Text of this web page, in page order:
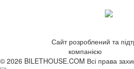
Сайт розроблений та
компанією
© 2026 BILETHOUSE.COM Всі права